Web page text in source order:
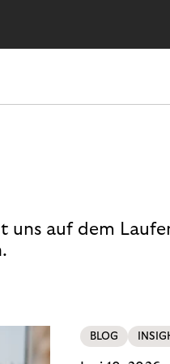
uns auf dem
BLOG